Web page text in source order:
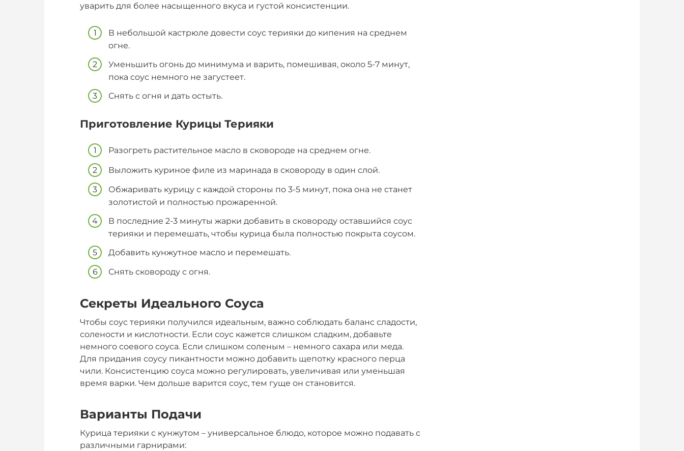
уварить для более насыщенного вкуса и густой консистенции.
В небольшой кастрюле довести соус терияки до кипения на среднем
огне.
Уменьшить огонь до минимума и варить, помешивая, около 5-7 минут,
пока соус немного не загустеет.
Снять с огня и дать остыть.
Приготовление Курицы Терияки
Разогреть растительное масло в сковороде на среднем огне.
Выложить куриное филе из маринада в сковороду в один слой.
Обжаривать курицу с каждой стороны по 3-5 минут, пока она не станет
золотистой и полностью прожаренной.
В последние 2-3 минуты жарки добавить в сковороду оставшийся соус
терияки и перемешать, чтобы курица была полностью покрыта соусом.
Добавить кунжутное масло и перемешать.
Снять сковороду с огня.
Секреты Идеального Соуса
Чтобы соус терияки получился идеальным, важно соблюдать баланс сладости,
солености и кислотности. Если соус кажется слишком сладким, добавьте
немного соевого соуса. Если слишком соленым – немного сахара или меда.
Для придания соусу пикантности можно добавить щепотку красного перца
чили. Консистенцию соуса можно регулировать, увеличивая или уменьшая
время варки. Чем дольше варится соус, тем гуще он становится.
Варианты Подачи
Курица терияки с кунжутом – универсальное блюдо, которое можно подавать с
различными гарнирами: